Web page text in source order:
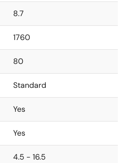
8.7
1760
80
Standard
Yes
Yes
4.5 - 16.5